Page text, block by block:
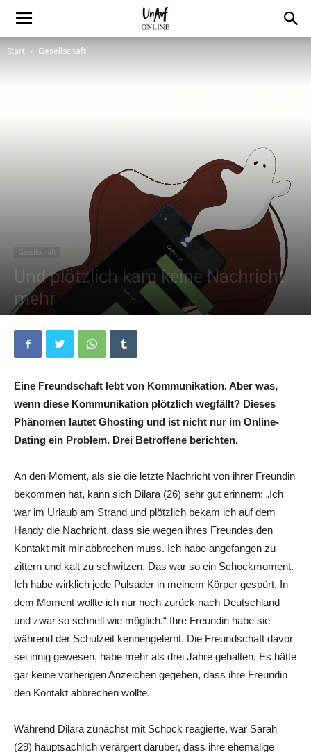
Start Gesellschaft
Gesellschaft
Und plötzlich kam keine Nachricht
mehr
Eine Freundschaft lebt von Kommunikation. Aber was,
wenn diese Kommunikation plötzlich wegfällt? Dieses
Phänomen lautet Ghosting und ist nicht nur im Online-
Dating ein Problem. Drei Betroffene berichten.
An den Moment, als sie die letzte Nachricht von ihrer Freundin
bekommen hat, kann sich Dilara (26) sehr gut erinnern: „Ich
war im Urlaub am Strand und plötzlich bekam ich auf dem
Handy die Nachricht, dass sie wegen ihres Freundes den
Kontakt mit mir abbrechen muss. Ich habe angefangen zu
zittern und kalt zu schwitzen. Das war so ein Schockmoment.
Ich habe wirklich jede Pulsader in meinem Körper gespürt. In
dem Moment wollte ich nur noch zurück nach Deutschland –
und zwar so schnell wie möglich.“ Ihre Freundin habe sie
während der Schulzeit kennengelernt. Die Freundschaft davor
sei innig gewesen, habe mehr als drei Jahre gehalten. Es hätte
gar keine vorherigen Anzeichen gegeben, dass ihre Freundin
den Kontakt abbrechen wollte.
Während Dilara zunächst mit Schock reagierte, war Sarah
(29) hauptsächlich verärgert darüber, dass ihre ehemalige